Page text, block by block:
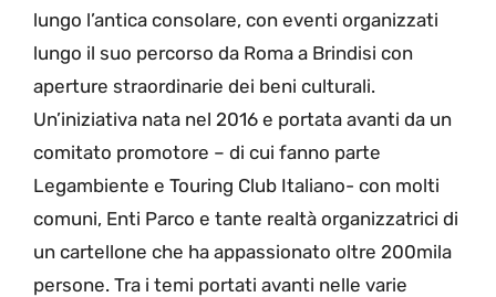
lungo l’antica consolare, con eventi organizzati
lungo il suo percorso da Roma a Brindisi con
aperture straordinarie dei beni culturali.
Un’iniziativa nata nel 2016 e portata avanti da un
comitato promotore – di cui fanno parte
Legambiente e Touring Club Italiano- con molti
comuni, Enti Parco e tante realtà organizzatrici di
un cartellone che ha appassionato oltre 200mila
persone. Tra i temi portati avanti nelle varie